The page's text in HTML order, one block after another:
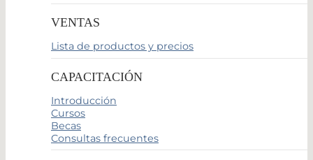
VENTAS
Lista de productos y precios
CAPACITACIÓN
Introducción
Cursos
Becas
Consultas frecuentes